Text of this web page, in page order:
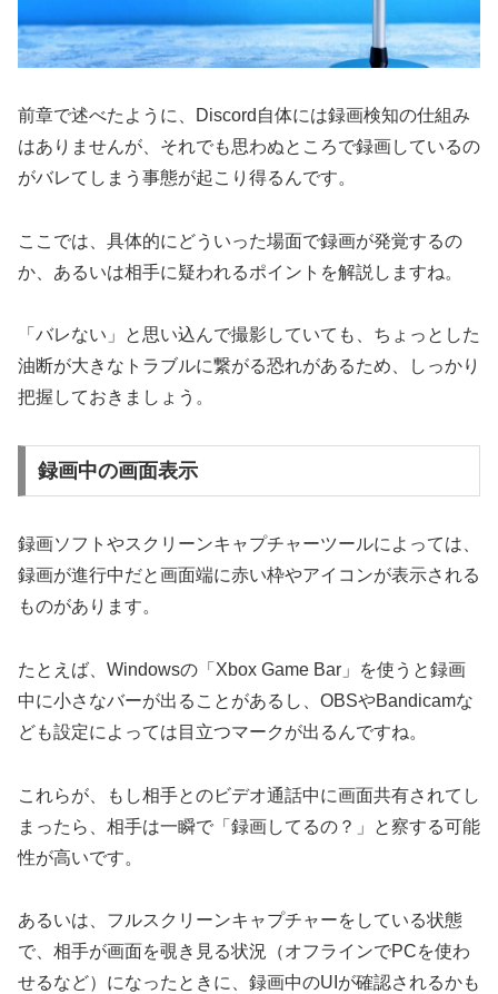
前章で述べたように、Discord自体には録画検知の仕組み
はありませんが、それでも思わぬところで録画しているの
がバレてしまう事態が起こり得るんです。
ここでは、具体的にどういった場面で録画が発覚するの
か、あるいは相手に疑われるポイントを解説しますね。
「バレない」と思い込んで撮影していても、ちょっとした
油断が大きなトラブルに繋がる恐れがあるため、しっかり
把握しておきましょう。
録画中の画面表示
録画ソフトやスクリーンキャプチャーツールによっては、
録画が進行中だと画面端に赤い枠やアイコンが表示される
ものがあります。
たとえば、Windowsの「Xbox Game Bar」を使うと録画
中に小さなバーが出ることがあるし、OBSやBandicamな
ども設定によっては目立つマークが出るんですね。
これらが、もし相手とのビデオ通話中に画面共有されてし
まったら、相手は一瞬で「録画してるの？」と察する可能
性が高いです。
あるいは、フルスクリーンキャプチャーをしている状態
で、相手が画面を覗き見る状況（オフラインでPCを使わ
せるなど）になったときに、録画中のUIが確認されるかも